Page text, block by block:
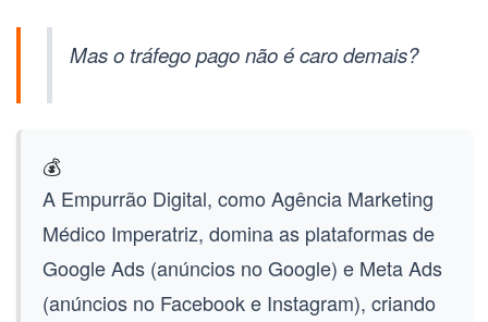
Mas o tráfego pago não é caro demais?
💰
A Empurrão Digital, como Agência Marketing
Médico Imperatriz, domina as plataformas de
Google Ads (anúncios no Google) e Meta Ads
(anúncios no Facebook e Instagram), criando